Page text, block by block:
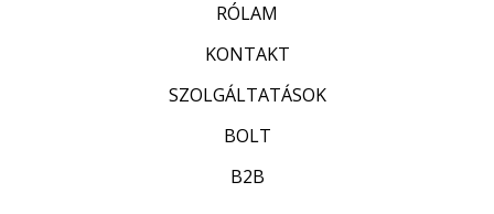
RÓLAM
KONTAKT
SZOLGÁLTATÁSOK
BOLT
B2B